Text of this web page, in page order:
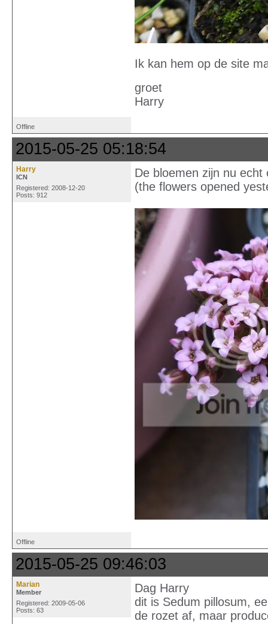
Ik kan hem op de site
groet
Harry
Offline
2015-05-25 05:18:54
Harry
ICN
Registered: 2008-12-20
Posts: 912
De bloemen zijn nu echt
(the flowers opened
Offline
2015-05-25 09:46:03
Marian
Member
Registered: 2009-05-06
Posts: 63
Dag Harry
dit is Sedum pillosum,
de rozet af, maar